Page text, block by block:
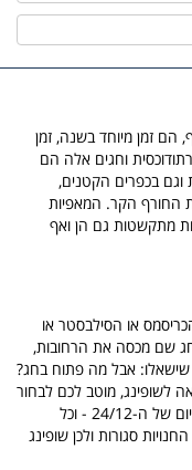
הם זמן מיוחד בשנה, זמן
וחגים אלה הם
וגם בכפרים הקטנים,
החורף הקר. המאפיות
מתקשטות גם הן ואף
או הסילבסטר או
שם מכסה את הרחובות,
שישאלו: אבל מה פתוח בחג?
לשופינג, מוטב לכם לבחור
תאריכים אחרים, כיוון שבחג וזה אומר - מחצית היום של ה-24/12 - וכל
בסילבסטר - 1 ו-2 לינואר - החנויות סגורות ולכן שופינג